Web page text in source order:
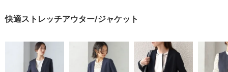
快適ストレッチアウター/ジャケット